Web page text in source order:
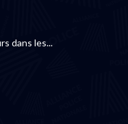
dans les...